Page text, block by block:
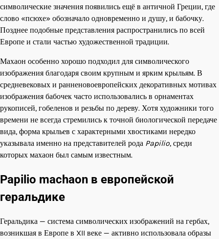
символические значения появились ещё в античной Греции, где
слово «псюхе» обозначало одновременно и душу, и бабочку.
Позднее подобные представления распространились по всей
Европе и стали частью художественной традиции.
Махаон особенно хорошо подходил для символического
изображения благодаря своим крупным и ярким крыльям. В
средневековых и ранненовоевропейских декоративных мотивах
изображения бабочек часто использовались в орнаментах
рукописей, гобеленов и резьбы по дереву. Хотя художники того
времени не всегда стремились к точной биологической передаче
вида, форма крыльев с характерными хвостиками нередко
указывала именно на представителей рода Papilio, среди
которых махаон был самым известным.
Papilio machaon в европейской
геральдике
Геральдика — система символических изображений на гербах,
возникшая в Европе в XII веке — активно использовала образы